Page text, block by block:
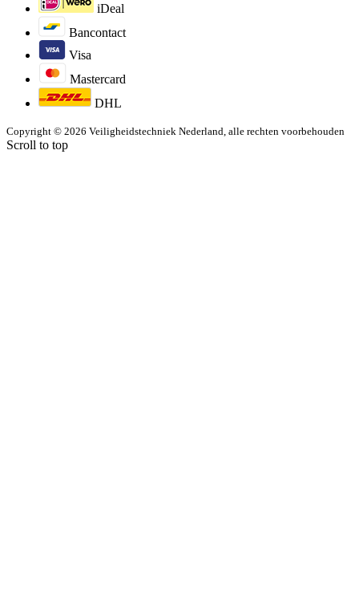
iDeal
Bancontact
Visa
Mastercard
DHL
Copyright © 2026 Veiligheidstechniek Nederland, alle rechten voorbehouden
Scroll to top